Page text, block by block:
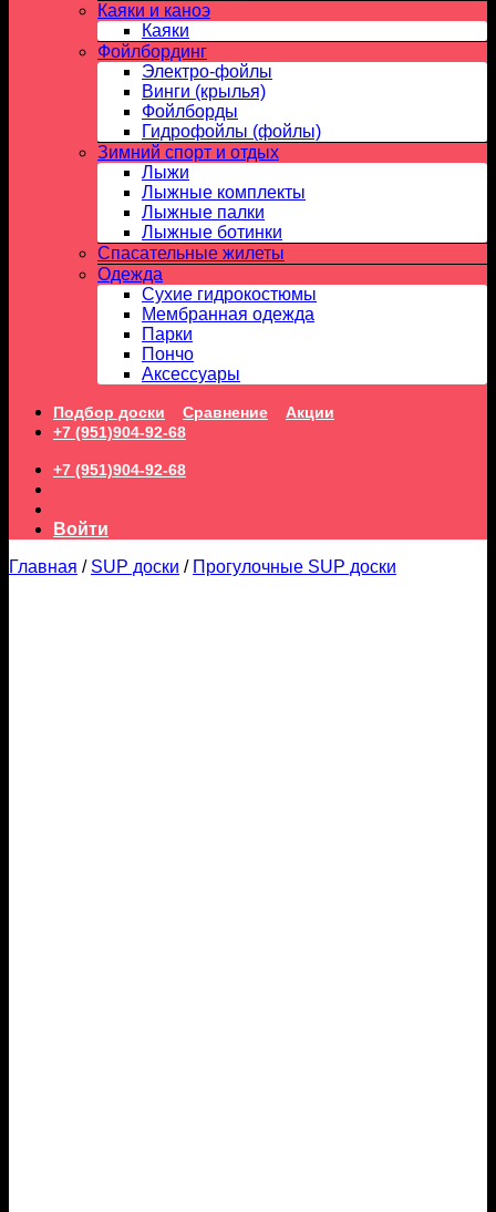
Каяки и каноэ
Каяки
Фойлбординг
Электро-фойлы
Винги (крылья)
Фойлборды
Гидрофойлы (фойлы)
Зимний спорт и отдых
Лыжи
Лыжные комплекты
Лыжные палки
Лыжные ботинки
Спасательные жилеты
Одежда
Сухие гидрокостюмы
Мембранная одежда
Парки
Пончо
Аксессуары
Подбор доски Сравнение
Акции
+7 (951)904-92-68
+7 (951)904-92-68
Войти
Главная / SUP доски / Прогулочные SUP доски